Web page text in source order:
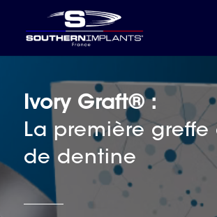
Ivory Graft® :
La première greffe
de dentine